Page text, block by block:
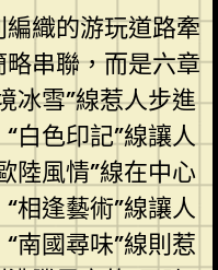
織的游玩道路牽
串聯，而是六章
冰雪”線惹人步進
白色印記”線讓人
陸風情”線在中心
相逢藝術”線讓人
南國尋味”線則惹